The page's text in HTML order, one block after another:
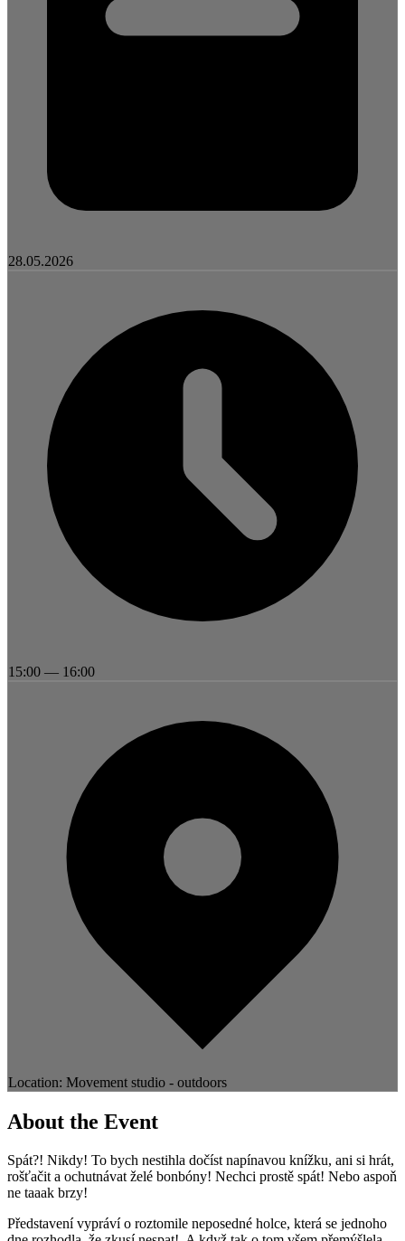
28.05.2026
15:00 — 16:00
Location: Movement studio - outdoors
About the Event
Spát?! Nikdy! To bych nestihla dočíst napínavou knížku, ani si hrát,
rošťačit a ochutnávat želé bonbóny! Nechci prostě spát! Nebo aspoň
ne taaak brzy!
Představení vypráví o roztomile neposedné holce, která se jednoho